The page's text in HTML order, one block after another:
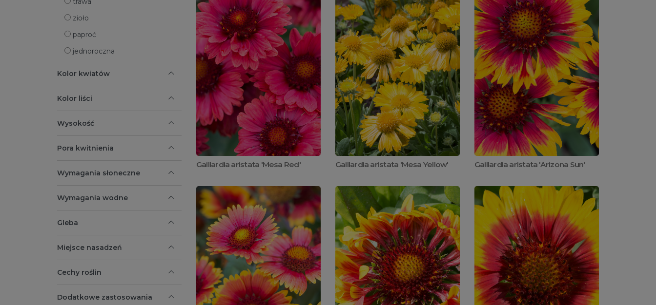
zioło
paproć
jednoroczna
Kolor kwiatów
Kolor liści
Wysokość
Pora kwitnienia
Wymagania słoneczne
Wymagania wodne
Gleba
Miejsce nasadzeń
Cechy roślin
Dodatkowe zastosowania
Gaillardia aristata 'Mesa Red' Gaillardia aristata 'Mesa Yellow' Gaillardia aristata 'Arizona Sun'